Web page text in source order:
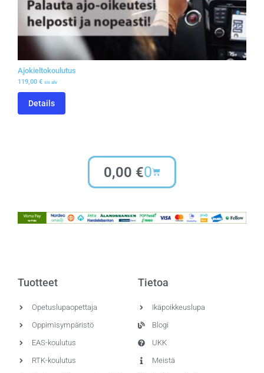
Ajokieltokoulutus
119,00 € sis alv
Details
0,00 €0
Tuotteet
Opetuslupaopettaja
Oppimisympäristö
EAS-koulutus
RTK-koulutus
Tietoa
Ikäpoikkeuslupa
Blogi
UKK
Meistä